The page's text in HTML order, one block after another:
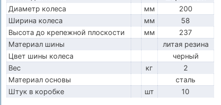
Диаметр колеса
мм
200
Ширина колеса
мм
58
Высота до крепежной плоскости
мм
237
Материал шины
литая резина
Цвет шины колеса
черный
Вес
кг
2
Материал основы
сталь
Штук в коробке
шт 10